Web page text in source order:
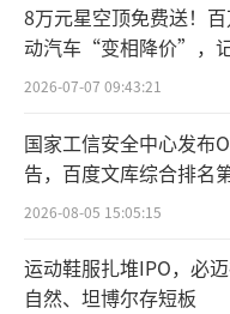
最早可能于今年进
不过，在此次
就本次H股发行上
公告显示，当
深化全球化战略
一步提升治理透明
8万元星空顶免费送！
动汽车“变相降价”，
店…
2026-07-07 09:43:21
国家工信安全中心发布
告，百度文库综合排名
2026-08-05 15:05:15
运动鞋服扎堆IPO，必
自然、坦博尔存短板